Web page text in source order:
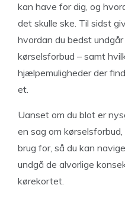
kan have for dig, og
det skulle ske. Til sidst
hvordan du bedst
kørselsforbud – samt
hjælpemuligheder der
et.
Uanset om du blot er
en sag om
brug for, så du kan
undgå de alvorlige
kørekortet.